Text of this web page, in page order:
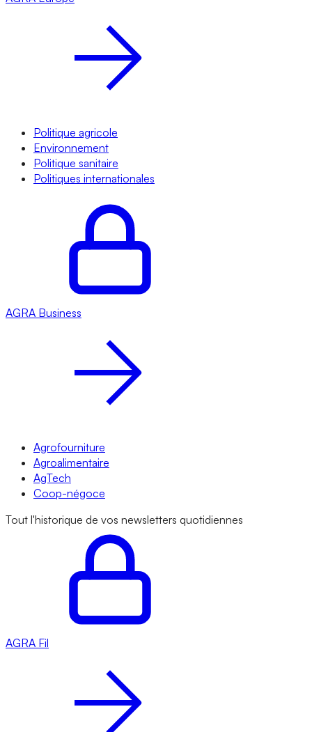
Politique agricole
Environnement
Politique sanitaire
Politiques internationales
AGRA Business
Agrofourniture
Agroalimentaire
AgTech
Coop-négoce
Tout l'historique de vos newsletters quotidiennes
AGRA Fil